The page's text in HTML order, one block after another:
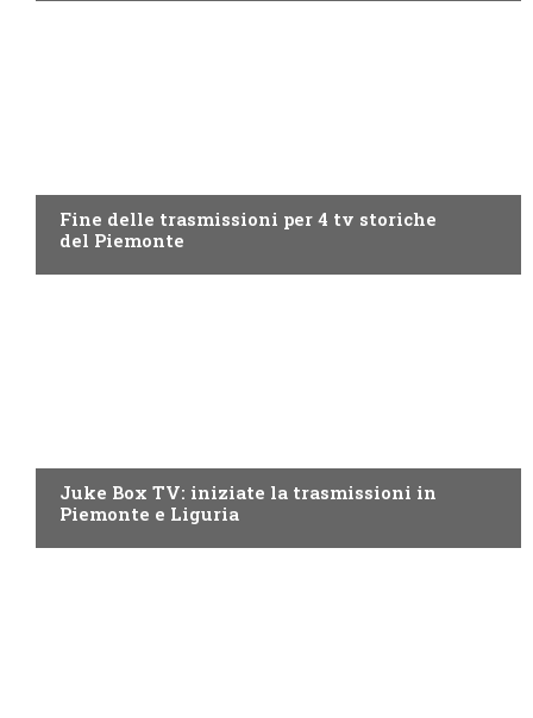
Fine delle trasmissioni per 4 tv storiche
del Piemonte
Juke Box TV: iniziate la trasmissioni in
Piemonte e Liguria